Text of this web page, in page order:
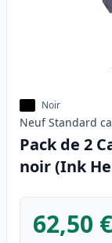
Noir
Neuf Standard
Pack de 2
noir (Ink
62,50 €